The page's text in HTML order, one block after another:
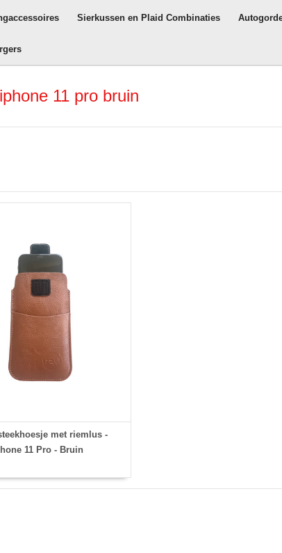
Sierkussen en Plaid Combinaties
11 pro bruin
met riemlus -
11 Pro - Bruin